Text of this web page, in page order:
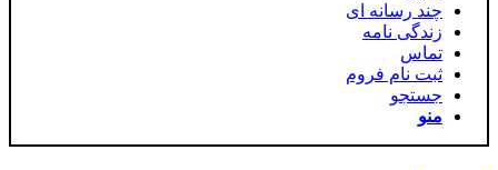
چند رسانه ای
زندگی نامه
تماس
ثبت نام فروم
جستجو
منو